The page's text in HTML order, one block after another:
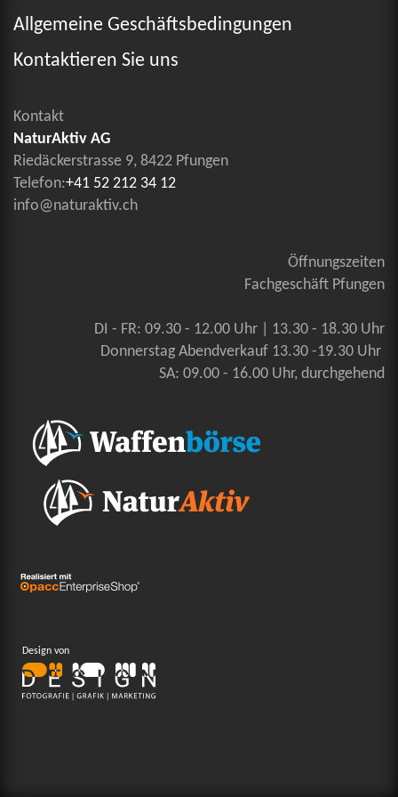
Allgemeine Geschäftsbedingungen
Kontaktieren Sie uns
Kontakt
NaturAktiv AG
Riedäckerstrasse 9, 8422 Pfungen
Telefon:+41 52 212 34 12
info@naturaktiv.ch
Öffnungszeiten
Fachgeschäft Pfungen
DI - FR: 09.30 - 12.00 Uhr | 13.30 - 18.30 Uhr
Donnerstag Abendverkauf 13.30 -19.30 Uhr
SA: 09.00 - 16.00 Uhr, durchgehend
Design von